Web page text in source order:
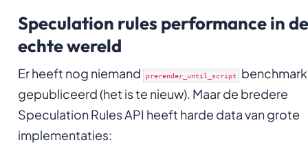
Speculation rules performance in de
echte wereld
Er heeft nog niemand prerender_until_script
gepubliceerd (het is te nieuw). Maar de bredere
Speculation Rules API heeft harde data van grote
implementaties: